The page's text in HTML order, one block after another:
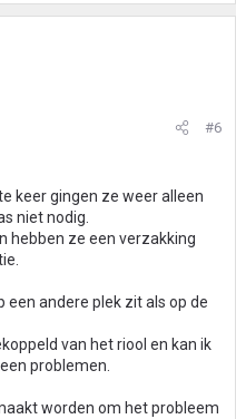
#6
keer gingen ze weer alleen
niet nodig.
hebben ze een verzakking
andere plek zit als op de
van het riool en kan ik
problemen.
worden om het probleem